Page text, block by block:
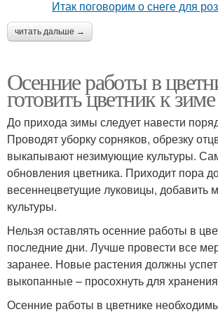
читать дальше →
Осенние работы в
готовить цветник к зиме
До прихода зимы следует навести
Проводят уборку сорняков, обрезку
выкапывают незимующие культуры.
обновления цветника. Приходит пора
весеннецветущие луковицы, добавить
культуры.
Нельзя оставлять осенние работы в
последние дни. Лучше провести все
заранее. Новые растения должны
выкопанные – просохнуть для
Осенние работы в цветнике